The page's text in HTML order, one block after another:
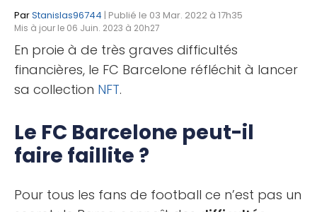
ParStanislas96744 | Publié le 03 Mar. 2022 à 17h35
Mis à jour le 06 Juin. 2023 à 20h27
En proie à de très graves difficultés
financières, le FC Barcelone réfléchit à lancer
sa collection NFT.
Le FC Barcelone peut-il
faire faillite ?
Pour tous les fans de football ce n’est pas un